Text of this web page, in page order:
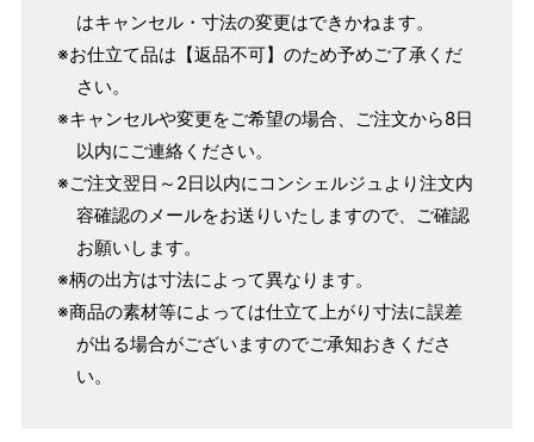
1 寸法は鯨尺（くじらじゃく）寸法です。もともと鯨のひげ
で作られた道具で測っていたので鯨尺と言います。
単位：１尺＝約38cm １寸＝約3.8cm １分＝約0.38cm
2 鯨尺寸法となりますので上表の cm はおおよその長さとな
ります。
3 反物の巾により表記の裄のサイズが出ない場合がございま
す。その際は、目一杯での寸法とさせていただきます。
はキャンセル・寸法の変更はできかねます。
※お仕立て品は【返品不可】のため予めご了承くだ
さい。
※キャンセルや変更をご希望の場合、ご注文から8日
以内にご連絡ください。
※ご注文翌日～2日以内にコンシェルジュより注文内
容確認のメールをお送りいたしますので、ご確認
お願いします。
※柄の出方は寸法によって異なります。
※商品の素材等によっては仕立て上がり寸法に誤差
が出る場合がございますのでご承知おきくださ
い。